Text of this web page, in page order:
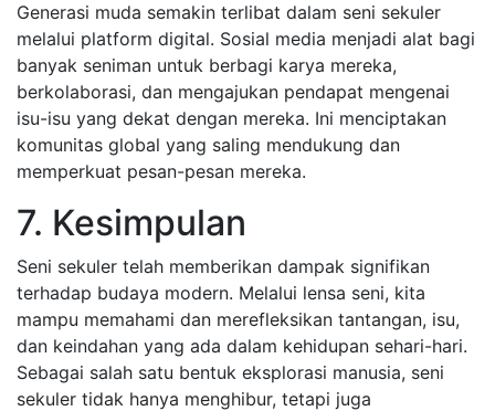
Generasi muda semakin terlibat dalam seni sekuler
melalui platform digital. Sosial media menjadi alat bagi
banyak seniman untuk berbagi karya mereka,
berkolaborasi, dan mengajukan pendapat mengenai
isu-isu yang dekat dengan mereka. Ini menciptakan
komunitas global yang saling mendukung dan
memperkuat pesan-pesan mereka.
7. Kesimpulan
Seni sekuler telah memberikan dampak signifikan
terhadap budaya modern. Melalui lensa seni, kita
mampu memahami dan merefleksikan tantangan, isu,
dan keindahan yang ada dalam kehidupan sehari-hari.
Sebagai salah satu bentuk eksplorasi manusia, seni
sekuler tidak hanya menghibur, tetapi juga